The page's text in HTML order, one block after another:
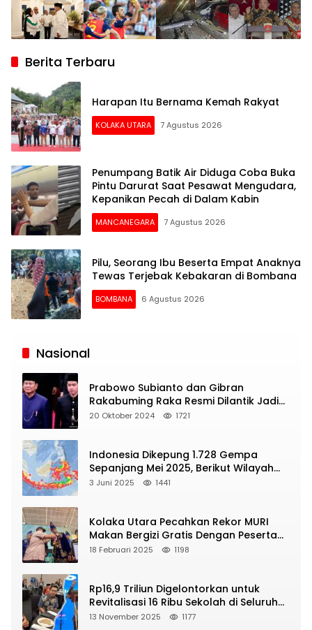
Berita Terbaru
Harapan Itu Bernama Kemah Rakyat
KOLAKA UTARA 7 Agustus 2026
Penumpang Batik Air Diduga Coba Buka
Pintu Darurat Saat Pesawat Mengudara,
Kepanikan Pecah di Dalam Kabin
MANCANEGARA 7 Agustus 2026
Pilu, Seorang Ibu Beserta Empat Anaknya
Tewas Terjebak Kebakaran di Bombana
BOMBANA 6 Agustus 2026
Siaran
Nasional
Prabowo Subianto dan Gibran
Rakabuming Raka Resmi Dilantik Jadi
Presiden dan Wapres RI
20 Oktober 2024 1721
Indonesia Dikepung 1.728 Gempa
Sepanjang Mei 2025, Berikut Wilayah
Yang Intens Diguncang!
3 Juni 2025 1441
Kolaka Utara Pecahkan Rekor MURI
Makan Bergizi Gratis Dengan Peserta
Terbanyak
18 Februari 2025 1198
Rp16,9 Triliun Digelontorkan untuk
Revitalisasi 16 Ribu Sekolah di Seluruh
Indonesia
13 November 2025 1177